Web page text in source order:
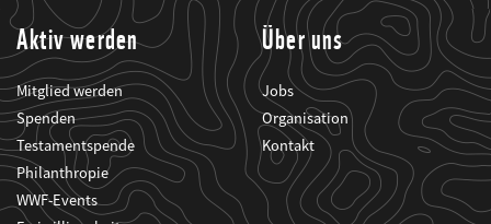
Aktiv werden
Mitglied werden
Spenden
Testamentspende
Philanthropie
WWF-Events
Über uns
Jobs
Organisation
Kontakt